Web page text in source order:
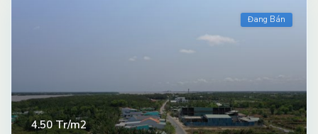
Đang Bán
4.50Tr/m2